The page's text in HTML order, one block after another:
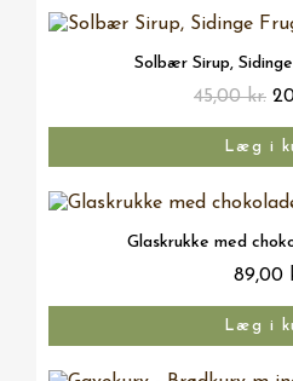
Vis
Solbær Sirup,
45,00 kr.
Læg i
Vis
Glaskrukke med
89,00
Læg i